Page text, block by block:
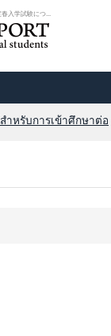
春入学試験につ...
ำหรับการเข้าศึกษาต่อ